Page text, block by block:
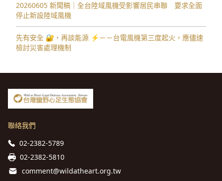
20260605 新聞稿｜全台陸域風機受影響居民串聯 要求全面
停止新設陸域風機
先有安全 🔐，再談能源 ⚡️－－台電風機第三度起火，應儘速
檢討災害處理機制
聯絡我們
02-2382-5789
02-2382-5810
comment@wildatheart.org.tw